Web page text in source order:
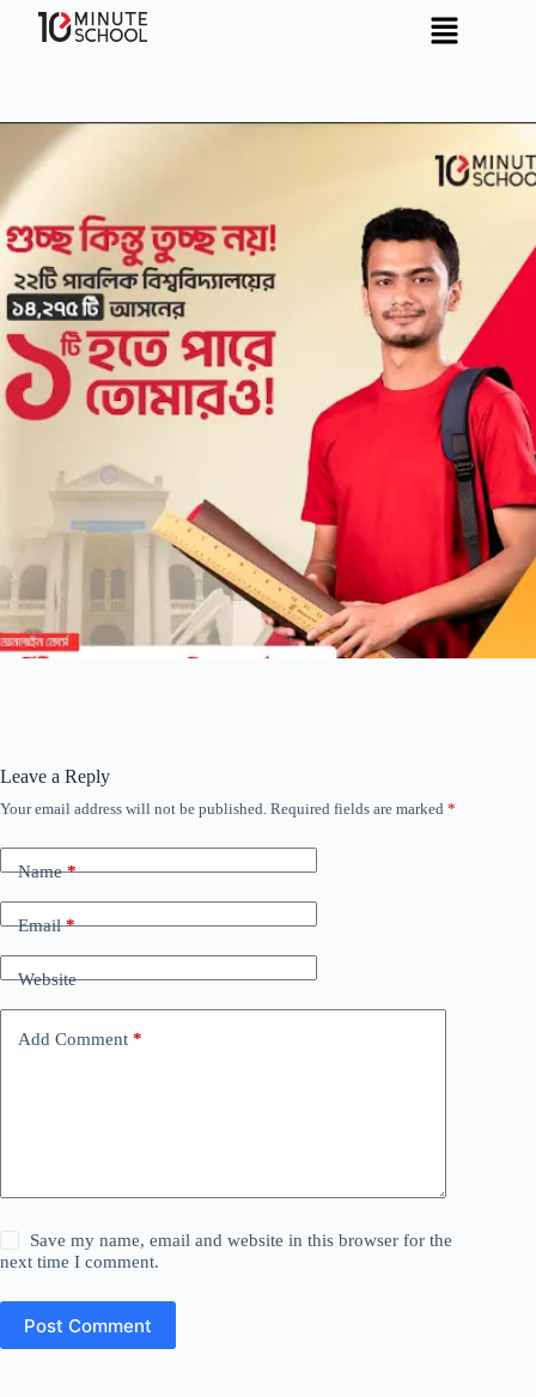
Leave a Reply
Your email address will not be published. Required fields are marked *
Name*
Email*
Website
Add Comment *
Save my name, email and website in this browser for the
next time I comment.
Post Comment